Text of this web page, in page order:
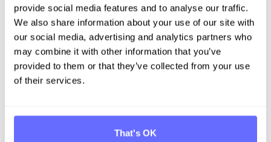
provide social media features and to analyse our traffic.
We also share information about your use of our site with
our social media, advertising and analytics partners who
may combine it with other information that you’ve
provided to them or that they’ve collected from your use
of their services.
That's OK